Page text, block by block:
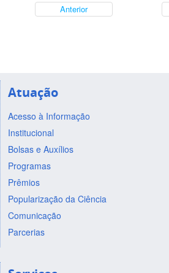
Anterior
Atuação
Acesso à Informação
Institucional
Bolsas e Auxílios
Programas
Prêmios
Popularização da Ciência
Comunicação
Parcerias